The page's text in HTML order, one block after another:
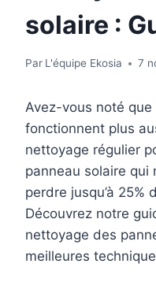
solaire :
Par L'équipe Ekosia 7
Avez-vous noté que
fonctionnent plus
nettoyage régulier
panneau solaire qui
perdre jusqu’à 25%
Découvrez notre
nettoyage des
meilleures